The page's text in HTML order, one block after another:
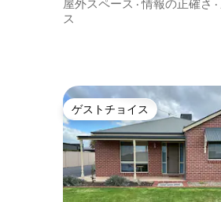
屋外スペース ·情報の正確さ ·
ス
ゲストチョイス
ゲストチョイス